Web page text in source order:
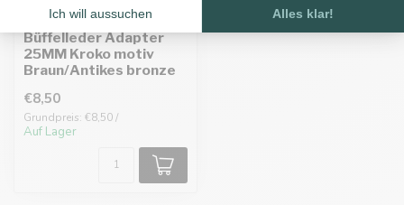
Büffelleder Adapter
25MM Kroko motiv
Braun/Antikes bronze
€8,50
Grundpreis: €8,50 /
Auf Lager